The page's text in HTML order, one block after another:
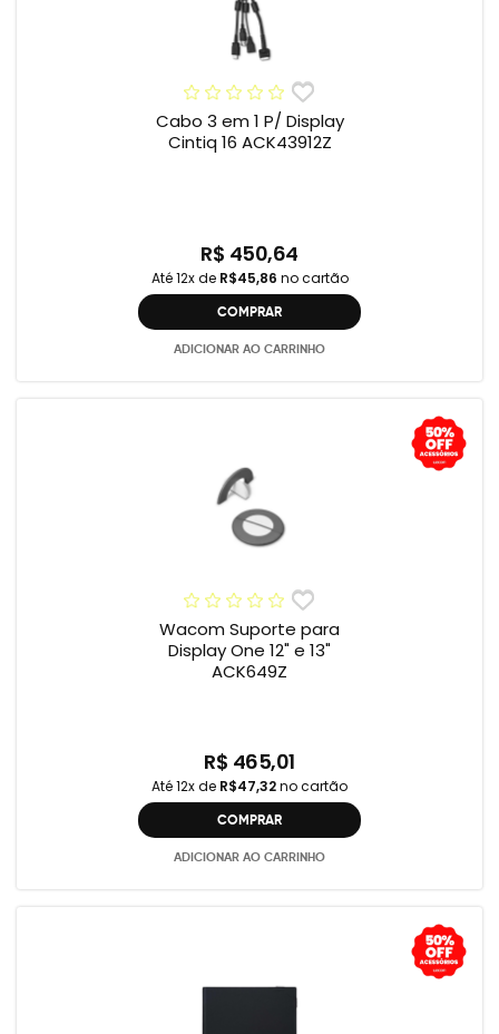
Cabo 3 em 1 P/ Display
Cintiq 16 ACK43912Z
R$ 450,64
Até 12x de R$45,86 no cartão
COMPRAR
ADICIONAR AO CARRINHO
Wacom Suporte para
Display One 12" e 13"
ACK649Z
R$ 465,01
Até 12x de R$47,32no cartão
COMPRAR
ADICIONAR AO CARRINHO